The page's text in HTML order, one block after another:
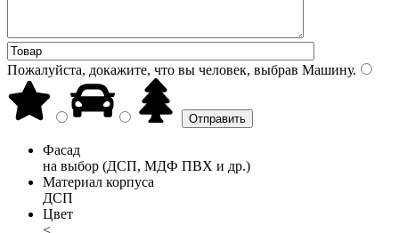
Пожалуйста, докажите, что вы человек, выбрав Машину.
Фасад
на выбор (ДСП, МДФ ПВХ и др.)
Материал корпуса
ДСП
Цвет
<